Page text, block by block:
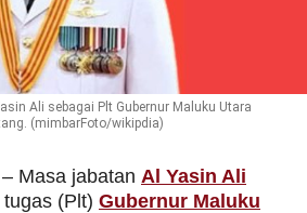
Ali sebagai Plt Gubernur Maluku Utara
(mimbarFoto/wikipdia)
– Masa jabatan Al Yasin Ali
(Plt) Gubernur Maluku